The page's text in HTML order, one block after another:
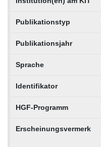
Publikationstyp
Publikationsjahr
Sprache
Identifikator
HGF-Programm
Erscheinungsvermerk